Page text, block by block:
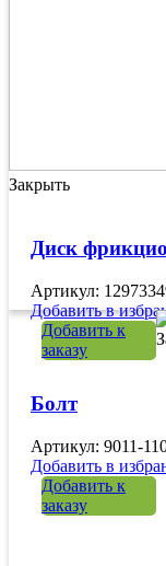
Закрыть
Диск
Артикул:
Добавить в
Добавить к
заказу
Болт
Артикул: 9011-
Добавить в
Добавить к
заказу